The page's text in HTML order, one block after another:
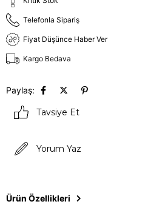
Telefonla Sipariş
Fiyat Düşünce Haber Ver
Kargo Bedava
Paylaş:
Tavsiye Et
Yorum Yaz
Ürün Özellikleri